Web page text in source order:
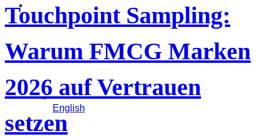
Deutsch
English
Touchpoint Sampling:
Warum FMCG Marken
2026 auf Vertrauen
setzen